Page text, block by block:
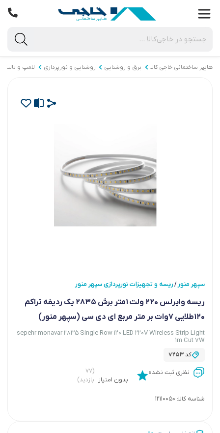
هایپر ساختمانی خاجی‌ کالا برق و روشنایی روشنایی و نورپردازی لامپ و بالب
سپهر منور /ریسه و تجهیزات نورپردازی سپهر منور
ریسه وایرلس 220 ولت 1متر برش 2835 یک ردیفه تراکم
120طلایی 7وات بر متر مربع ای دی سی (سپهر منور)
sepehr monavar 2835 Single Row 120 LED 220V Wireless Strip Light
1m Cut 7W
کد7253
نظری ثبت نشده
بدون امتیاز
(۷۷
بازدید)
شناسه کالا: 12110050